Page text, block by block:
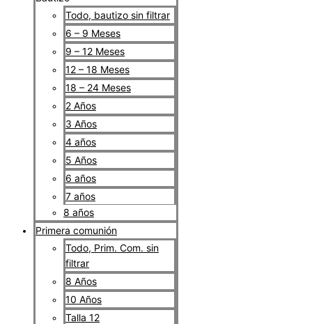
Todo, bautizo sin filtrar
6 – 9 Meses
9 – 12 Meses
12 – 18 Meses
18 – 24 Meses
2 Años
3 Años
4 años
5 Años
6 años
7 años
8 años
Primera comunión
Todo, Prim. Com. sin
filtrar
8 Años
10 Años
Talla 12